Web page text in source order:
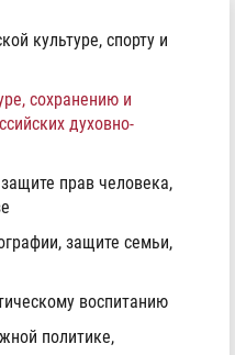
культуре, спорту и
сохранению и
духовно-
прав человека,
защите семьи,
воспитанию
политике,